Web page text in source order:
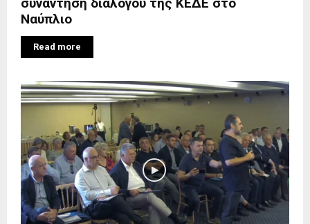
συνάντηση διαλόγου της ΚΕΔΕ στο
Ναύπλιο
Read more